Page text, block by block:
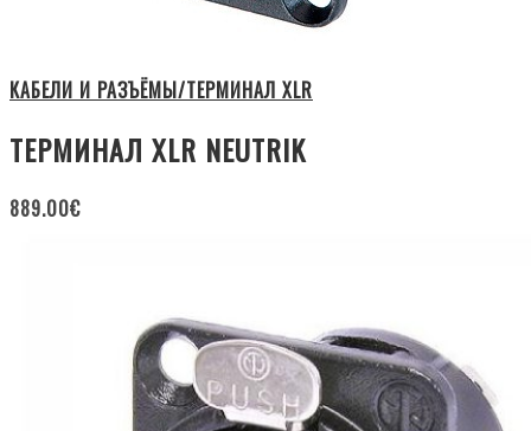
КАБЕЛИ И РАЗЪЁМЫ/ТЕРМИНАЛ XLR
ТЕРМИНАЛ XLR NEUTRIK
889.00€